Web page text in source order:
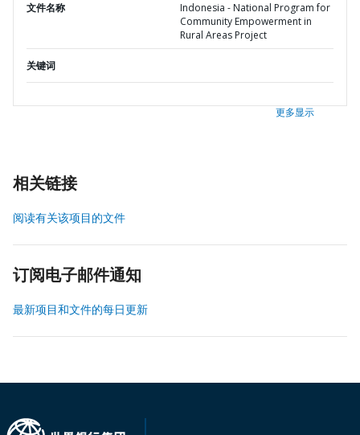
文件名称
Indonesia - National Program for
Community Empowerment in
Rural Areas Project
关键词
更多显示
相关链接
阅读有关该项目的文件
订阅电子邮件通知
最新项目和文件的每日更新